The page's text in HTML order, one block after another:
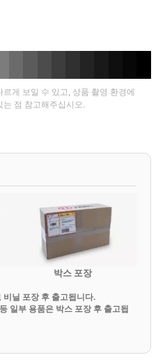
게 보일 수 있고, 상품 촬영 환경에
는 점 참고해주십시오.
박스 포장
비닐 포장 후 출고됩니다.
일부 용품은 박스 포장 후 출고됩